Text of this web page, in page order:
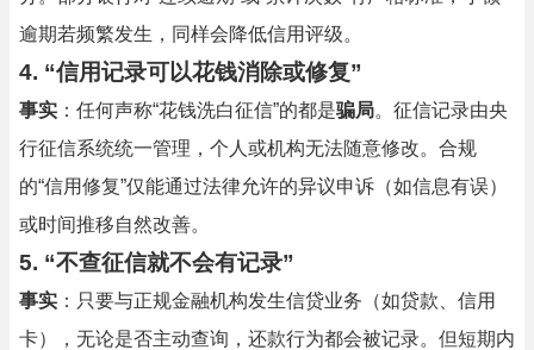
逾期若频繁发生，同样会降低信用评级。
4. “信用记录可以花钱消除或修复”
事实 ：任何声称“花钱洗白征信”的都是骗局。征信记录由央
行征信系统统一管理，个人或机构无法随意修改。合规
的“信用修复”仅能通过法律允许的异议申诉（如信息有误）
或时间推移自然改善。
5. “不查征信就不会有记录”
事实 ：只要与正规金融机构发生信贷业务（如贷款、信用
卡），无论是否主动查询，还款行为都会被记录。但短期内